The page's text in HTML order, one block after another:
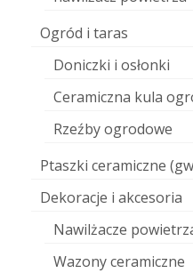
Ogród i taras
Doniczki i osłonki
Ceramiczna kula
Rzeźby ogrodowe
Ptaszki ceramiczne
Dekoracje i akcesoria
Nawilżacze
Wazony ceramiczne